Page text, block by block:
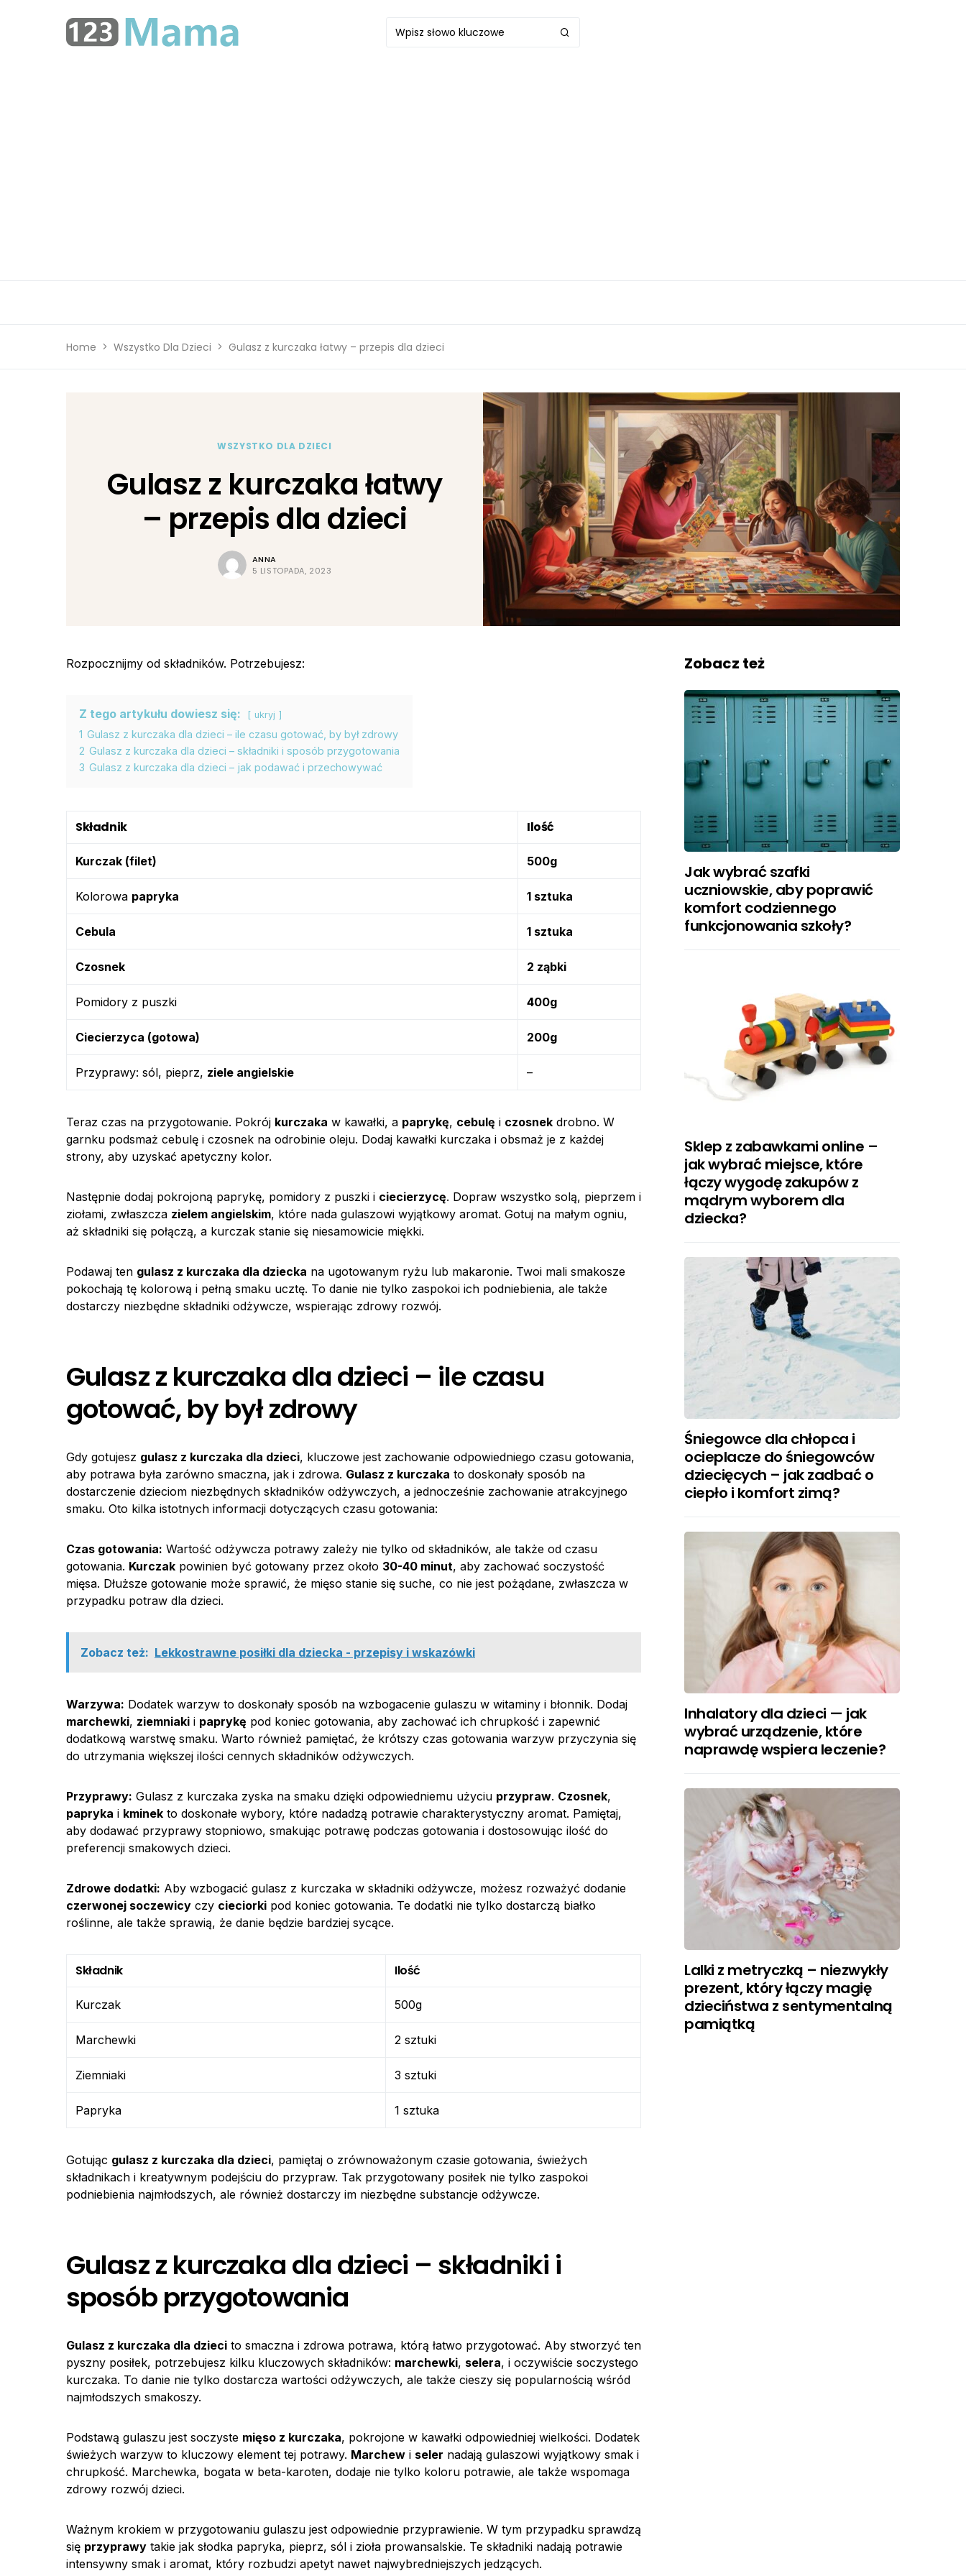
Home Wszystko Dla Dzieci Gulasz z kurczaka łatwy – przepis dla dzieci
WSZYSTKO DLA DZIECI
Gulasz z kurczaka łatwy
– przepis dla dzieci
ANNA
5 LISTOPADA, 2023
Rozpocznijmy od składników. Potrzebujesz:
Z tego artykułu dowiesz się: ukryj
1 Gulasz z kurczaka dla dzieci – ile czasu gotować, by był zdrowy
2 Gulasz z kurczaka dla dzieci – składniki i sposób przygotowania
3 Gulasz z kurczaka dla dzieci – jak podawać i przechowywać
Składnik Ilość
Kurczak (filet) 500g
Kolorowa papryka 1 sztuka
Cebula 1 sztuka
Czosnek 2 ząbki
Pomidory z puszki 400g
Ciecierzyca (gotowa) 200g
Przyprawy: sól, pieprz, ziele angielskie –
Teraz czas na przygotowanie. Pokrój kurczaka w kawałki, a paprykę, cebulę i czosnek drobno. W
garnku podsmaż cebulę i czosnek na odrobinie oleju. Dodaj kawałki kurczaka i obsmaż je z każdej
strony, aby uzyskać apetyczny kolor.
Następnie dodaj pokrojoną paprykę, pomidory z puszki i ciecierzycę. Dopraw wszystko solą, pieprzem i
ziołami, zwłaszcza zielem angielskim, które nada gulaszowi wyjątkowy aromat. Gotuj na małym ogniu,
aż składniki się połączą, a kurczak stanie się niesamowicie miękki.
Podawaj ten gulasz z kurczaka dla dziecka na ugotowanym ryżu lub makaronie. Twoi mali smakosze
pokochają tę kolorową i pełną smaku ucztę. To danie nie tylko zaspokoi ich podniebienia, ale także
dostarczy niezbędne składniki odżywcze, wspierając zdrowy rozwój.
Gulasz z kurczaka dla dzieci – ile czasu
gotować, by był zdrowy
Gdy gotujesz gulasz z kurczaka dla dzieci, kluczowe jest zachowanie odpowiedniego czasu gotowania,
aby potrawa była zarówno smaczna, jak i zdrowa. Gulasz z kurczaka to doskonały sposób na
dostarczenie dzieciom niezbędnych składników odżywczych, a jednocześnie zachowanie atrakcyjnego
smaku. Oto kilka istotnych informacji dotyczących czasu gotowania:
Czas gotowania: Wartość odżywcza potrawy zależy nie tylko od składników, ale także od czasu
gotowania. Kurczak powinien być gotowany przez około 30-40 minut, aby zachować soczystość
mięsa. Dłuższe gotowanie może sprawić, że mięso stanie się suche, co nie jest pożądane, zwłaszcza w
przypadku potraw dla dzieci.
Zobacz też: Lekkostrawne posiłki dla dziecka - przepisy i wskazówki
Warzywa: Dodatek warzyw to doskonały sposób na wzbogacenie gulaszu w witaminy i błonnik. Dodaj
marchewki, ziemniaki i paprykę pod koniec gotowania, aby zachować ich chrupkość i zapewnić
dodatkową warstwę smaku. Warto również pamiętać, że krótszy czas gotowania warzyw przyczynia się
do utrzymania większej ilości cennych składników odżywczych.
Przyprawy: Gulasz z kurczaka zyska na smaku dzięki odpowiedniemu użyciu przypraw. Czosnek,
papryka i kminek to doskonałe wybory, które nadadzą potrawie charakterystyczny aromat. Pamiętaj,
aby dodawać przyprawy stopniowo, smakując potrawę podczas gotowania i dostosowując ilość do
preferencji smakowych dzieci.
Zdrowe dodatki: Aby wzbogacić gulasz z kurczaka w składniki odżywcze, możesz rozważyć dodanie
czerwonej soczewicy czy cieciorki pod koniec gotowania. Te dodatki nie tylko dostarczą białko
roślinne, ale także sprawią, że danie będzie bardziej sycące.
Składnik Ilość
Kurczak 500g
Marchewki 2 sztuki
Ziemniaki 3 sztuki
Papryka 1 sztuka
Gotując gulasz z kurczaka dla dzieci, pamiętaj o zrównoważonym czasie gotowania, świeżych
składnikach i kreatywnym podejściu do przypraw. Tak przygotowany posiłek nie tylko zaspokoi
podniebienia najmłodszych, ale również dostarczy im niezbędne substancje odżywcze.
Gulasz z kurczaka dla dzieci – składniki i
sposób przygotowania
Gulasz z kurczaka dla dzieci to smaczna i zdrowa potrawa, którą łatwo przygotować. Aby stworzyć ten
pyszny posiłek, potrzebujesz kilku kluczowych składników: marchewki, selera, i oczywiście soczystego
kurczaka. To danie nie tylko dostarcza wartości odżywczych, ale także cieszy się popularnością wśród
najmłodszych smakoszy.
Podstawą gulaszu jest soczyste mięso z kurczaka, pokrojone w kawałki odpowiedniej wielkości. Dodatek
świeżych warzyw to kluczowy element tej potrawy. Marchew i seler nadają gulaszowi wyjątkowy smak i
chrupkość. Marchewka, bogata w beta-karoten, dodaje nie tylko koloru potrawie, ale także wspomaga
zdrowy rozwój dzieci.
Ważnym krokiem w przygotowaniu gulaszu jest odpowiednie przyprawienie. W tym przypadku sprawdzą
się przyprawy takie jak słodka papryka, pieprz, sól i zioła prowansalskie. Te składniki nadają potrawie
intensywny smak i aromat, który rozbudzi apetyt nawet najwybredniejszych jedzących.
Zobacz też
Jak wybrać szafki
uczniowskie, aby poprawić
komfort codziennego
funkcjonowania szkoły?
Sklep z zabawkami online –
jak wybrać miejsce, które
łączy wygodę zakupów z
mądrym wyborem dla
dziecka?
Śniegowce dla chłopca i
ocieplacze do śniegowców
dziecięcych – jak zadbać o
ciepło i komfort zimą?
Inhalatory dla dzieci — jak
wybrać urządzenie, które
naprawdę wspiera leczenie?
Lalki z metryczką – niezwykły
prezent, który łączy magię
dzieciństwa z sentymentalną
pamiątką